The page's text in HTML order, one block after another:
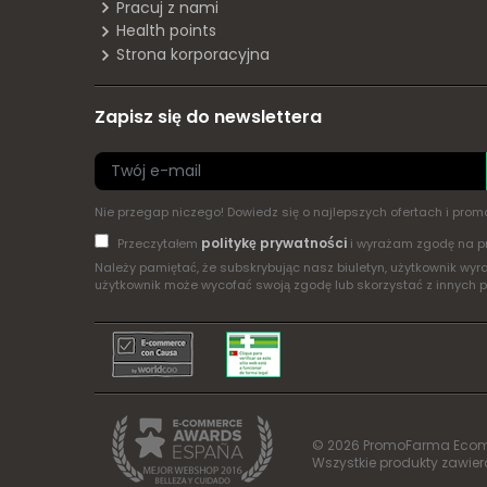
Pracuj z nami
Health points
Strona korporacyjna
Zapisz się do newslettera
Nie przegap niczego! Dowiedz się o najlepszych ofertach i
Przeczytałem politykę prywatnościi wyrażam zgodę na
Należy pamiętać, że subskrybując nasz biuletyn, użytkownik
użytkownik może wycofać swoją zgodę lub skorzystać z
© 2026 PromoFarma
Wszystkie produkty